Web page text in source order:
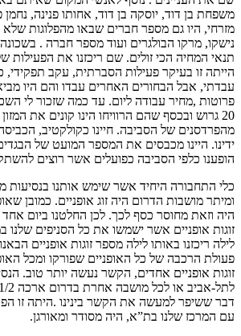
משפחת בן דוד, יוסקה בן דוד, אחותו פנינה, נחמן
מזרחי, היו גם מספר חברים שבאו מהפלוגות
נישקו, מרקו הבולגרים ועוד מספר חברה .
תנאי המחיה הכי זולים. שם ריכזנו את הפעילות
הייתה זו בעיקר פעילות הסברתית, עקב תפקידי,
עבדתי, אבל הבחורים האחרים עבדו והם היו
פרוטות ,מחיר עבודה ליום. עד כמה שזכור לי
20 גרוש ובכסף שהם הרוויחו הינו קונים את
מהפרדסנים של הסביבה. חיינו כקולקטיב,
ידינו. היינו מכבסים את המספר המועט של
הופענו כלפי הסביבה כפועלים אשר רוצים
כלי התחבורה היחיד אשר שימש אותנו בנסיעות
ומיתר מושבות הדרום היה זוג אופניים. כמובן
היה וזאת מחוסר כסף לכך. לכן החלטנו ביום
זוגות אופניים אשר ישמשו את כל הסניפים שלנו
לילה ריכזנו באותו לילה מספר זוגות אופניים
פעולת הרכבה של כל האופניים שפורקו ומכל
זוגות אופניים אחדים, הקשר נעשה יותר טוב.
דבר ששיפר למעשה את הקשר בינינו .היתה זו
עם המרכז שלנו בת”א, היה מסודר ומאורגן.